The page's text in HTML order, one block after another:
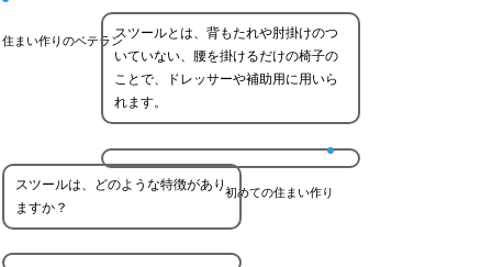
住まい作りのベテランスツールとは、背もたれや肘掛けのつ
いていない、腰を掛けるだけの椅子の
ことで、ドレッサーや補助用に用いら
れます。
初めての住まい作り
スツールは、どのような特徴があり
ますか？